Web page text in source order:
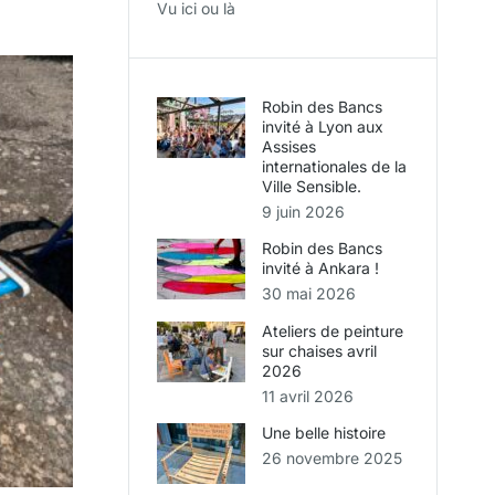
Vu ici ou là
Robin des Bancs
invité à Lyon aux
Assises
internationales de la
Ville Sensible.
9 juin 2026
Robin des Bancs
invité à Ankara !
30 mai 2026
Ateliers de peinture
sur chaises avril
2026
11 avril 2026
Une belle histoire
26 novembre 2025